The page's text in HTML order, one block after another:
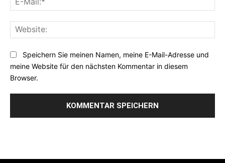
Speichern Sie meinen Namen, meine E-Mail-Adresse und
meine Website für den nächsten Kommentar in diesem
Browser.